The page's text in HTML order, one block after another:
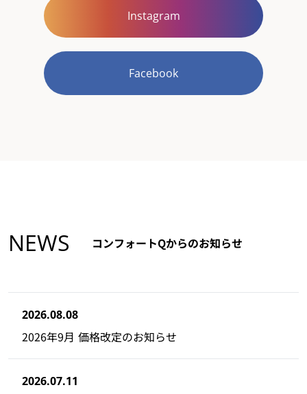
Instagram
Facebook
NEWS コンフォートQからのお知らせ
2026.08.08
2026年9月 価格改定のお知らせ
2026.07.11